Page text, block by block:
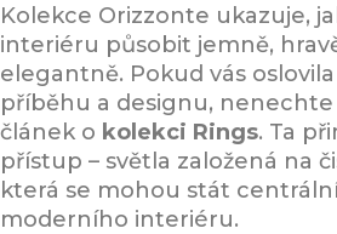
Kolekce Orizzonte ukazuje,
interiéru působit jemně,
elegantně. Pokud vás
příběhu a designu, nenechte
článek o kolekci Rings. Ta
přístup – světla založená na
která se mohou stát
moderního interiéru.